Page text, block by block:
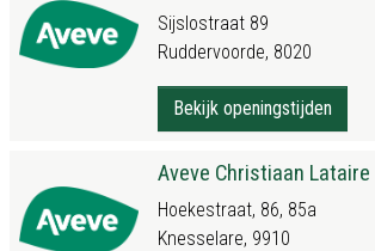
Sijslostraat 89
Ruddervoorde, 8020
Bekijk openingstijden
Aveve Christiaan Lataire
Hoekestraat, 86, 85a
Knesselare, 9910